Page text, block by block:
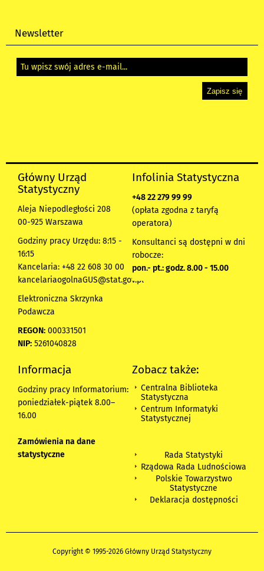
Newsletter
Główny Urząd
Statystyczny
Aleja Niepodległości 208
00-925 Warszawa
Godziny pracy Urzędu: 8:15 -
16:15
Kancelaria: +48 22 608 30 00
kancelariaogolnaGUS@stat.gov.pl
Elektroniczna Skrzynka
Podawcza
REGON: 000331501
NIP: 5261040828
Infolinia Statystyczna
+48 22 279 99 99
(opłata zgodna z taryfą
operatora)
Konsultanci są dostępni w dni
robocze:
pon.- pt.: godz. 8.00 - 15.00
Informacja
Godziny pracy Informatorium:
poniedziałek-piątek 8.00–
16.00
Zamówienia na dane
statystyczne
Zobacz także:
Centralna Biblioteka
Statystyczna
Centrum Informatyki
Statystycznej
Rada Statystyki
Rządowa Rada Ludnościowa
Polskie Towarzystwo
Statystyczne
Deklaracja dostępności
Copyright © 1995-2026 Główny Urząd Statystyczny